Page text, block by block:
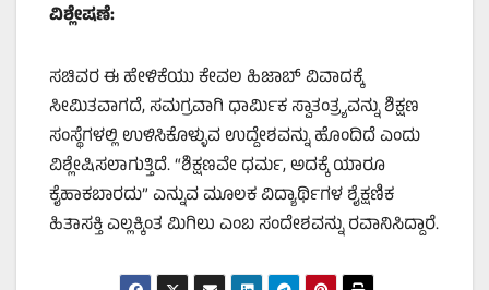
ವಿಶ್ಲೇಷಣೆ:
ಸಚಿವರ ಈ ಹೇಳಿಕೆಯು ಕೇವಲ ಹಿಜಾಬ್‌ ವಿವಾದಕ್ಕೆ
ಸೀಮಿತವಾಗದೆ, ಸಮಗ್ರವಾಗಿ ಧಾರ್ಮಿಕ ಸ್ವಾತಂತ್ರ್ಯವನ್ನು ಶಿಕ್ಷಣ
ಸಂಸ್ಥೆಗಳಲ್ಲಿ ಉಳಿಸಿಕೊಳ್ಳುವ ಉದ್ದೇಶವನ್ನು ಹೊಂದಿದೆ ಎಂದು
ವಿಶ್ಲೇಷಿಸಲಾಗುತ್ತಿದೆ. “ಶಿಕ್ಷಣವೇ ಧರ್ಮ, ಅದಕ್ಕೆ ಯಾರೂ
ಕೈಹಾಕಬಾರದು” ಎನ್ನುವ ಮೂಲಕ ವಿದ್ಯಾರ್ಥಿಗಳ ಶೈಕ್ಷಣಿಕ
ಹಿತಾಸಕ್ತಿ ಎಲ್ಲಕ್ಕಿಂತ ಮಿಗಿಲು ಎಂಬ ಸಂದೇಶವನ್ನು ರವಾನಿಸಿದ್ದಾರೆ.